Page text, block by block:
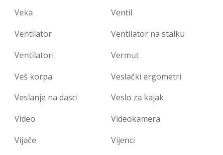
Veka
Ventil
Ventilator
Ventilator na stalku
Ventilatori
Vermut
Veš korpa
Veslački ergometri
Veslanje na dasci
Veslo za kajak
Video
Videokamera
Vijače
Vijenci